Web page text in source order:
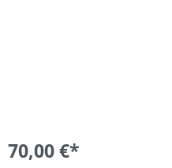
70,00 €*